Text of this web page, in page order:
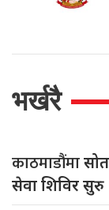
भर्खरै
काठमाडौंमा
सेवा शिविर सुरु